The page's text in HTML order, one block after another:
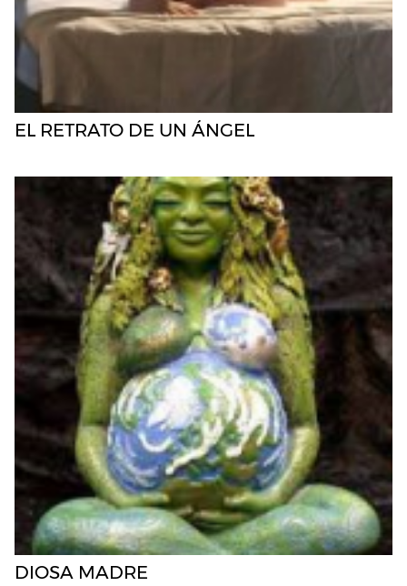
EL RETRATO DE UN ÁNGEL
DIOSA MADRE